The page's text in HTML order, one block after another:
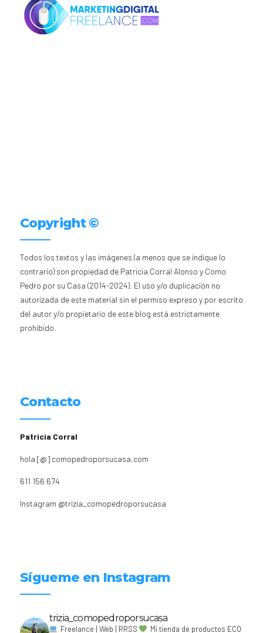
Copyright ©
Todos los textos y las imágenes (a menos que se indique lo
contrario) son propiedad de Patricia Corral Alonso y Como
Pedro por su Casa (2014-2024). El uso y/o duplicación no
autorizada de este material sin el permiso expreso y por escrito
del autor y/o propietario de este blog está estrictamente
prohibido.
Contacto
Patricia Corral
hola [@] comopedroporsucasa.com
611 156 674
Instagram @trizia_comopedroporsucasa
Sígueme en Instagram
trizia_comopedroporsucasa
Freelance | Web | RRSS Mi tienda de productos ECO